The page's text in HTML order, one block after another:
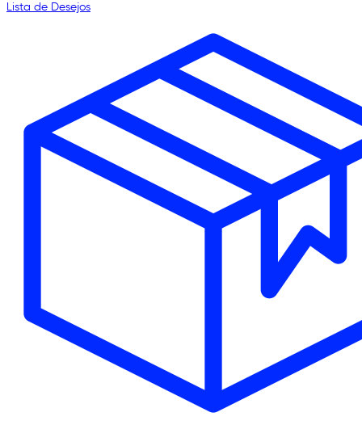
Lista de Desejos